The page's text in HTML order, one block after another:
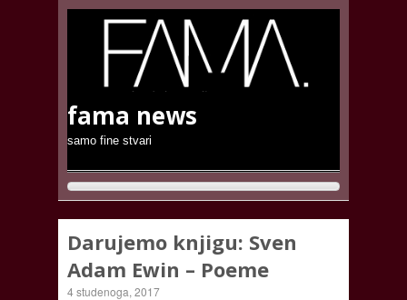
fama news
samo fine stvari
Darujemo knjigu: Sven
Adam Ewin – Poeme
4 studenoga, 2017